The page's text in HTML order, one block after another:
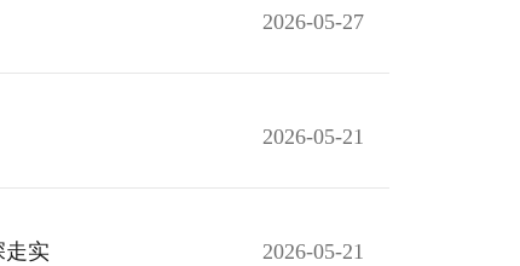
2026-05-27
2026-05-21
走实 2026-05-21